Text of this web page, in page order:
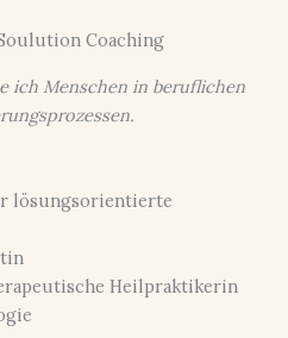
Coaching
ich Menschen in beruflichen
lösungsorientierte
Heilpraktikerin